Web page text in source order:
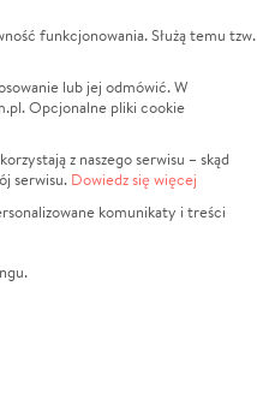
LGBTQ+
Powódź
Wichura
Religia
Edukacja
funkcjonowania. Służą temu tzw.
lub jej odmówić. W
Opcjonalne pliki cookie
z naszego serwisu – skąd
serwisu. Dowiedz się więcej
komunikaty i treści